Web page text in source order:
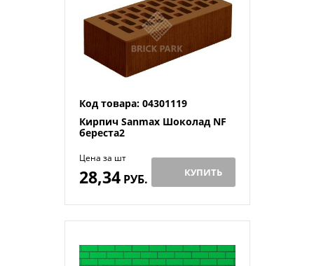
Код товара: 04301119
Кирпич Sanmax Шоколад NF
береста2
Цена за шт
28,34РУБ. КУПИТЬ